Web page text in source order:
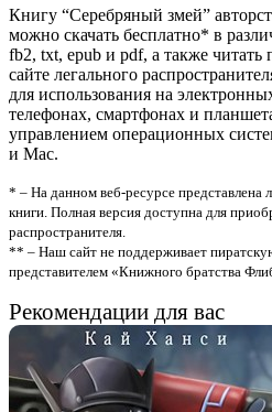
Книгу “Серебряный змей”
можно скачать бесплатно* в
fb2, txt, epub и pdf, а также
сайте легального
для использования на
телефонах, смартфонах и
управлением операционных
и Mac.
* – На данном веб-ресурсе представлена
книги. Полная версия доступна для
распространителя.
** – Наш сайт не поддерживает
представителем «Книжного братства
Рекомендации для вас